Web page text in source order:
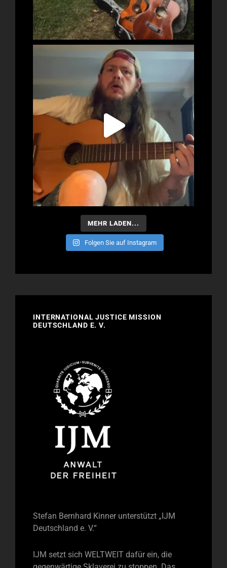
MEHR LADEN...
Folgen Sie auf Instagram
INTERNATIONAL JUSTICE MISSION
DEUTSCHLAND E. V.
Stefan Bernhard Kinner unterstützt „IJM
Deutschland e. V.“
IJM setzt sich WELTWEIT dafür ein, die